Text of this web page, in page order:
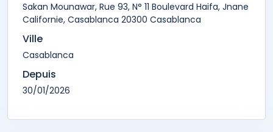
Sakan Mounawar, Rue 93, N° 11 Boulevard Haifa, Jnane
Californie, Casablanca 20300 Casablanca
Ville
Casablanca
Depuis
30/01/2026